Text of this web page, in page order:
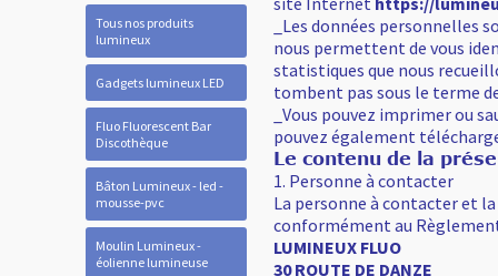
Tous nos produits
lumineux
Gadgets lumineux LED
Fluo Fluorescent Bar
Discothèque
Bâton Lumineux - led -
mousse-pvc
Moulin Lumineux -
éolienne lumineuse
_Les données
nous permettent de vous
statistiques que nous
tombent pas sous le terme
_Vous pouvez imprimer ou
pouvez également
Le contenu de la
1. Personne à contacter
La personne à contacter et
conformément au
LUMINEUX FLUO
30 ROUTE DE DANZE